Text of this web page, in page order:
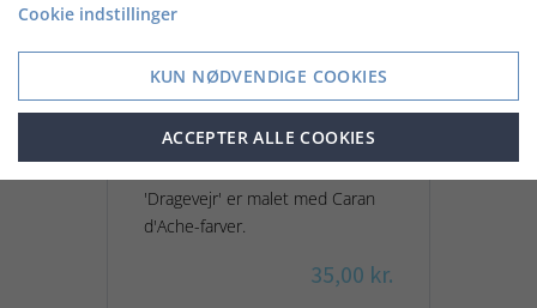
Dragevejr - kort
'Dragevejr' er malet med Caran
d'Ache-farver.
35,00 kr.
Cookie indstillinger
KUN NØDVENDIGE COOKIES
ACCEPTER ALLE COOKIES